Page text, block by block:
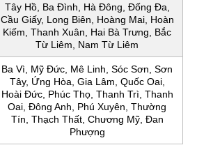
Tây Hồ, Ba Đình, Hà Đông, Đống Đa,
Cầu Giấy, Long Biên, Hoàng Mai, Hoàn
Kiếm, Thanh Xuân, Hai Bà Trưng, Bắc
Từ Liêm, Nam Từ Liêm
Ba Vì, Mỹ Đức, Mê Linh, Sóc Sơn, Sơn
Tây, Ứng Hòa, Gia Lâm, Quốc Oai,
Hoài Đức, Phúc Thọ, Thanh Trì, Thanh
Oai, Đông Anh, Phú Xuyên, Thường
Tín, Thạch Thất, Chương Mỹ, Đan
Phượng